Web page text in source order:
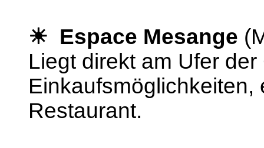
☀ Espace Mesange
Liegt direkt am Ufer
Einkaufsmöglichkeiten,
Restaurant.